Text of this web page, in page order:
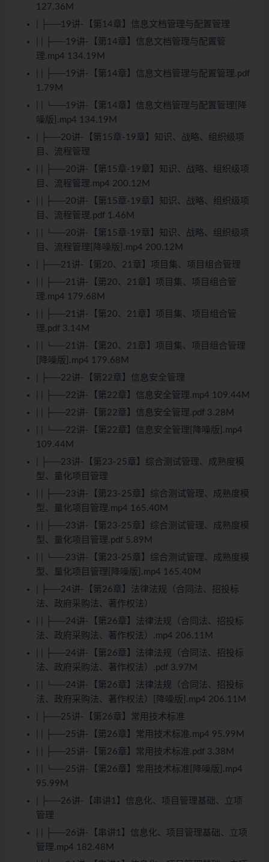
127.36M
| ├──19讲-【第14章】信息文档管理与配置管理
| | ├──19讲-【第14章】信息文档管理与配置管
理.mp4 134.19M
| | ├──19讲-【第14章】信息文档管理与配置管理.pdf
1.79M
| | └──19讲-【第14章】信息文档管理与配置管理[降
噪版].mp4 134.19M
| ├──20讲-【第15章-19章】知识、战略、组织级项
目、流程管理
| | ├──20讲-【第15章-19章】知识、战略、组织级项
目、流程管理.mp4 200.12M
| | ├──20讲-【第15章-19章】知识、战略、组织级项
目、流程管理.pdf 1.46M
| | └──20讲-【第15章-19章】知识、战略、组织级项
目、流程管理[降噪版].mp4 200.12M
| ├──21讲-【第20、21章】项目集、项目组合管理
| | ├──21讲-【第20、21章】项目集、项目组合管
理.mp4 179.68M
| | ├──21讲-【第20、21章】项目集、项目组合管
理.pdf 3.14M
| | └──21讲-【第20、21章】项目集、项目组合管理
[降噪版].mp4 179.68M
| ├──22讲-【第22章】信息安全管理
| | ├──22讲-【第22章】信息安全管理.mp4 109.44M
| | ├──22讲-【第22章】信息安全管理.pdf 3.28M
| | └──22讲-【第22章】信息安全管理[降噪版].mp4
109.44M
| ├──23讲-【第23-25章】综合测试管理、成熟度模
型、量化项目管理
| | ├──23讲-【第23-25章】综合测试管理、成熟度模
型、量化项目管理.mp4 165.40M
| | ├──23讲-【第23-25章】综合测试管理、成熟度模
型、量化项目管理.pdf 5.89M
| | └──23讲-【第23-25章】综合测试管理、成熟度模
型、量化项目管理[降噪版].mp4 165.40M
| ├──24讲-【第26章】法律法规（合同法、招投标
法、政府采购法、著作权法）
| | ├──24讲-【第26章】法律法规（合同法、招投标
法、政府采购法、著作权法）.mp4 206.11M
| | ├──24讲-【第26章】法律法规（合同法、招投标
法、政府采购法、著作权法）.pdf 3.97M
| | └──24讲-【第26章】法律法规（合同法、招投标
法、政府采购法、著作权法）[降噪版].mp4 206.11M
| ├──25讲-【第26章】常用技术标准
| | ├──25讲-【第26章】常用技术标准.mp4 95.99M
| | ├──25讲-【第26章】常用技术标准.pdf 3.38M
| | └──25讲-【第26章】常用技术标准[降噪版].mp4
95.99M
| ├──26讲-【串讲1】信息化、项目管理基础、立项
管理
| | ├──26讲-【串讲1】信息化、项目管理基础、立项
管理.mp4 182.48M